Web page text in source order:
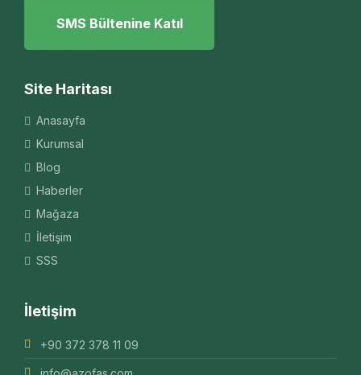
SMS Bültenine Katıl
Site Haritası
Anasayfa
Kurumsal
Blog
Haberler
Mağaza
İletişim
SSS
İletişim
+90 372 378 11 09